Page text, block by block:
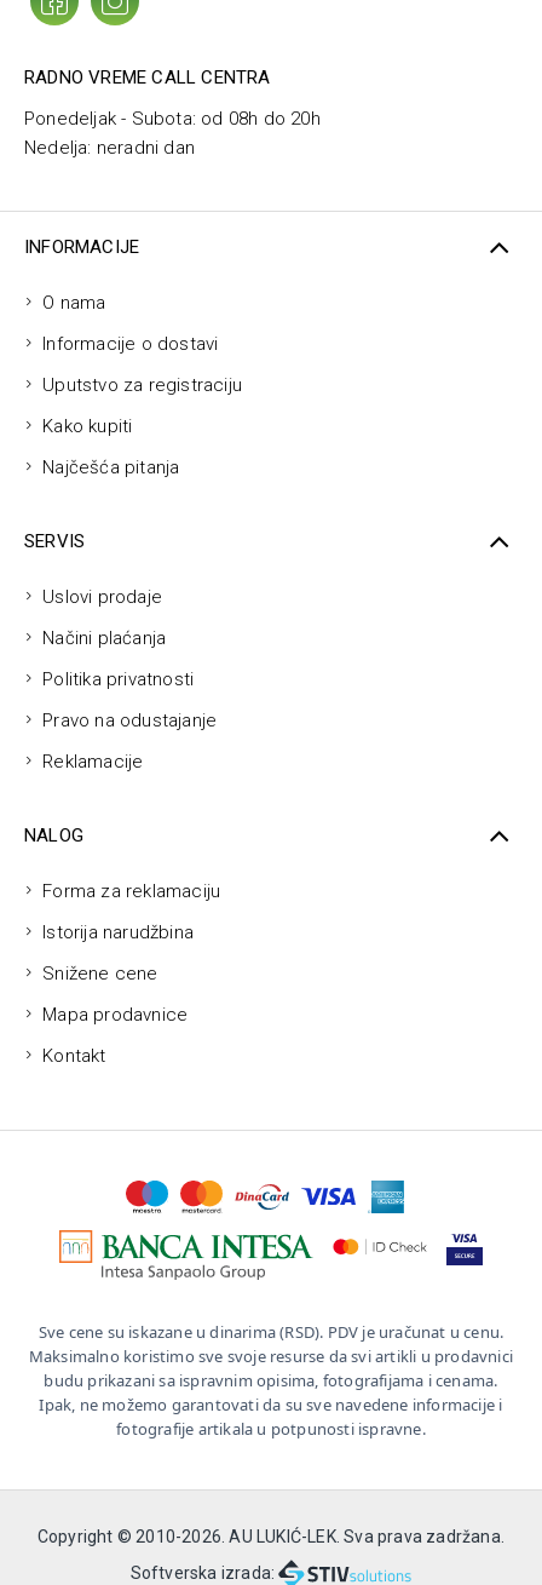
RADNO VREME CALL CENTRA
Ponedeljak - Subota: od 08h do 20h
Nedelja: neradni dan
INFORMACIJE
O nama
Informacije o dostavi
Uputstvo za registraciju
Kako kupiti
Najčešća pitanja
SERVIS
Uslovi prodaje
Načini plaćanja
Politika privatnosti
Pravo na odustajanje
Reklamacije
NALOG
Forma za reklamaciju
Istorija narudžbina
Snižene cene
Mapa prodavnice
Kontakt
Sve cene su iskazane u dinarima (RSD). PDV je uračunat u cenu.
Maksimalno koristimo sve svoje resurse da svi artikli u prodavnici
budu prikazani sa ispravnim opisima, fotografijama i cenama.
Ipak, ne možemo garantovati da su sve navedene informacije i
fotografije artikala u potpunosti ispravne.
Copyright © 2010-2026. AU LUKIĆ-LEK. Sva prava zadržana.
Softverska izrada: